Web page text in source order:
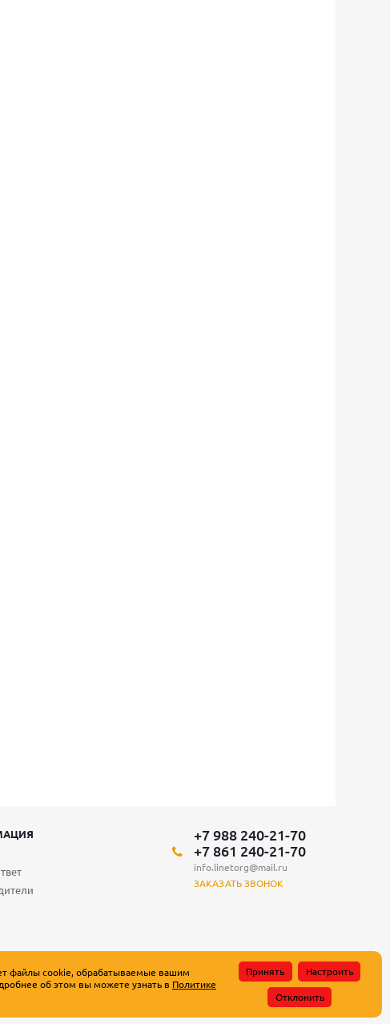
+7 988 240-21-70
+7 861 240-21-70
info.linetorg@mail.ru
ЗАКАЗАТЬ ЗВОНОК
Статьи 437 Гражданского кодекса Российской Федерации.
файлы cookie, обрабатываемые вашим
об этом вы можете узнать в Политике
Принять
Настроить
Отклонить